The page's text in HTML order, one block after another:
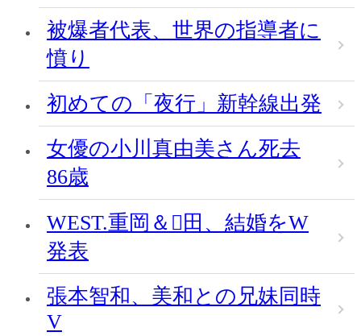
被爆者代表、世界の指導者に
憤り
初めての「夜行」新幹線出発
女優の小川真由美さん死去
86歳
WEST.重岡＆田、結婚をW
発表
張本智和、美和との兄妹同時
V